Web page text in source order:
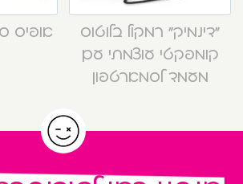
“דינמיק” רמקול בלוטוס
קומפקטי עוצמתי עם
מעמד לסמארטפון
אופיס